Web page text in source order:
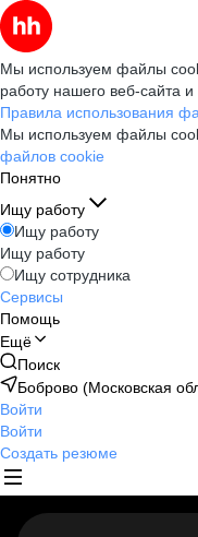
Мы используем файлы
работу нашего веб-сайта
Правила использования
Мы используем файлы
файлов cookie
Понятно
Ищу работу
Ищу работу
Ищу работу
Ищу сотрудника
Сервисы
Помощь
Ещё
Поиск
Боброво (Московская
Войти
Войти
Создать резюме